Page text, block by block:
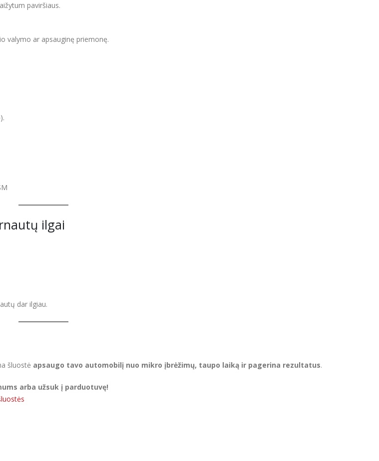
paviršiaus.
valymo ar apsauginę priemonę.
ilgai
dar ilgiau.
šluostė apsaugo tavo automobilį nuo mikro įbrėžimų, taupo laiką ir pagerina rezultatus.
arba užsuk į parduotuvę!